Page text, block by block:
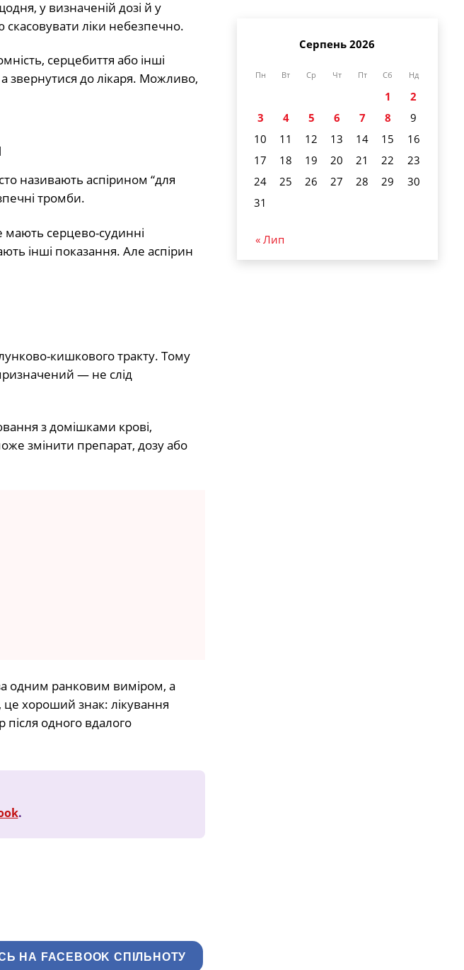
у визначеній дозі й у
ліки небезпечно.
серцебиття або інші
звернутися до лікаря. Можливо,
називають аспірином “для
тромби.
серцево-судинні
інші показання. Але аспірин
кишкового тракту. Тому
— не слід
з домішками крові,
змінити препарат, дозу або
одним ранковим виміром, а
хороший знак: лікування
одного вдалого
.
НА FACEBOOK СПІЛЬНОТУ
Серпень 2026
Пн Вт Ср Чт Пт Сб Нд
1
2
3
4 5 6 7 8
9
10
11 12 13 14 15
16
17
18 19 20 21 22
23
24
25 26 27 28 29
30
31
« Лип